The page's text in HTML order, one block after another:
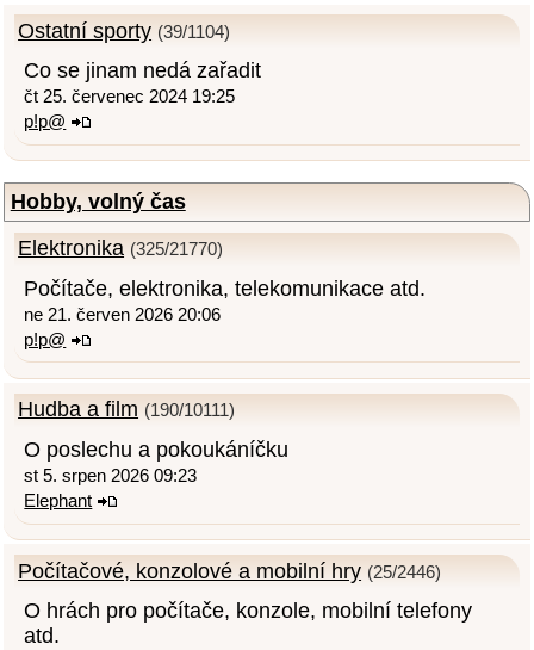
Ostatní sporty (39/1104)
Co se jinam nedá zařadit
čt 25. červenec 2024 19:25
p!p@
Hobby, volný čas
Elektronika (325/21770)
Počítače, elektronika, telekomunikace atd.
ne 21. červen 2026 20:06
p!p@
Hudba a film (190/10111)
O poslechu a pokoukáníčku
st 5. srpen 2026 09:23
Elephant
Počítačové, konzolové a mobilní hry (25/2446)
O hrách pro počítače, konzole, mobilní telefony
atd.